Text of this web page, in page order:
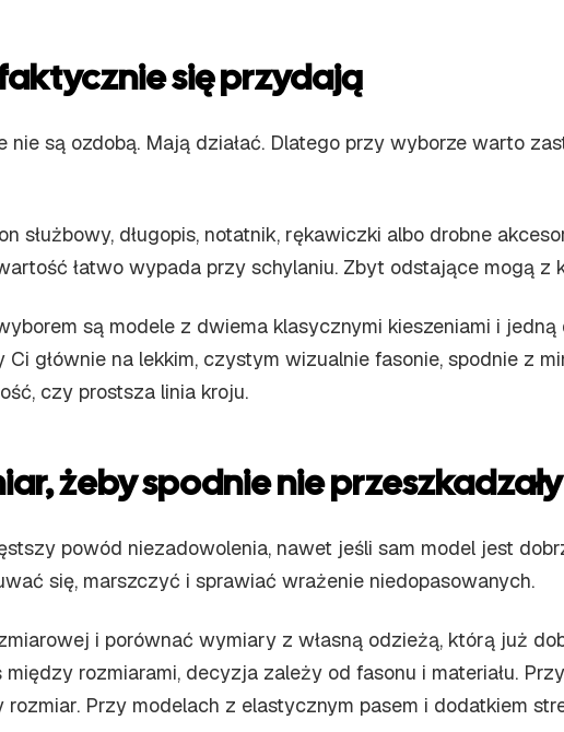
się przydają
są ozdobą. Mają działać. Dlatego przy wyborze warto
służbowy, długopis, notatnik, rękawiczki albo drobne
łatwo wypada przy schylaniu. Zbyt odstające mogą
są modele z dwiema klasycznymi kieszeniami i
głównie na lekkim, czystym wizualnie fasonie, spodnie z
czy prostsza linia kroju.
żeby spodnie nie
powód niezadowolenia, nawet jeśli sam model jest
się, marszczyć i sprawiać wrażenie niedopasowanych.
i porównać wymiary z własną odzieżą, którą już
między rozmiarami, decyzja zależy od fasonu i materiału.
Przy modelach z elastycznym pasem i dodatkiem